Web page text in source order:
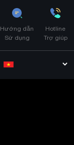
Hướng dẫn
Sử dụng
Hotline
Trợ giúp